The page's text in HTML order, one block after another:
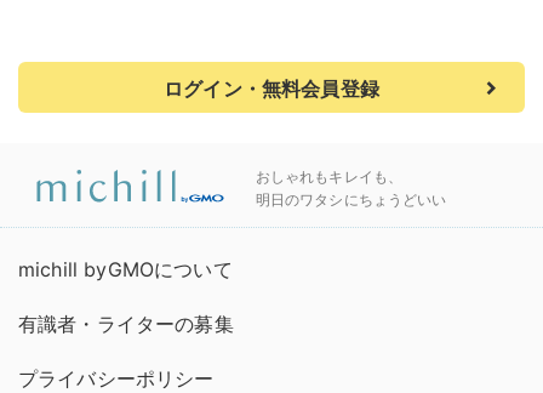
ログイン・無料会員登録
おしゃれもキレイも、
明日のワタシにちょうどいい
michill byGMOについて
有識者・ライターの募集
プライバシーポリシー